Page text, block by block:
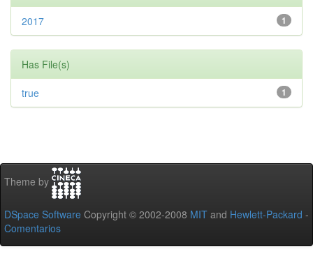
1
2017
Has File(s)
1
true
Theme by
DSpace Software Copyright © 2002-2008 MIT and Hewlett-Packard -
Comentarios